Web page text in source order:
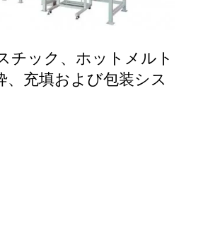
チック、ホットメルト
、充填および包装シス